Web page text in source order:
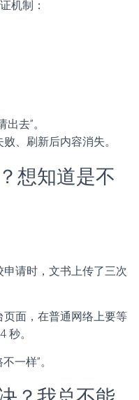
机制：
去”。
、刷新后内容消失。
想知道是不
请时，文书上传了三次
面，在普通网络上要等
秒。
一样”。